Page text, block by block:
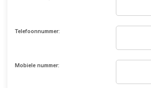
Telefoonnummer:
Mobiele nummer: